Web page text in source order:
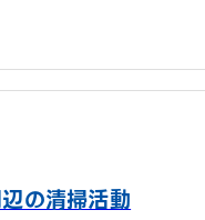
の清掃活動